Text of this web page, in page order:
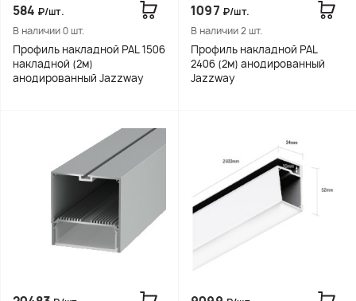
584 ₽/шт.
В наличии 0 шт.
Профиль накладной PAL 1506
накладной (2м)
анодированный Jazzway
1097 ₽/шт.
В наличии 2 шт.
Профиль накладной PAL
2406 (2м) анодированный
Jazzway